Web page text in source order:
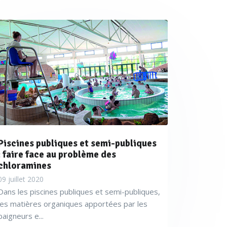
travaillons sur la technologie
moitié-moins d’énergie
de régulation en continu
d’abaisser encore la
optimisée) d’Hanovia
publiques et semi-publiques
faire face au problème des
juillet 2020
les piscines publiques et semi-publiques,
matières organiques apportées par les
e...